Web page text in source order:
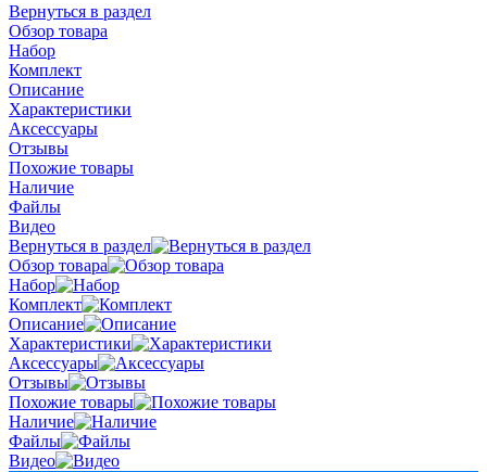
Вернуться в раздел
Обзор товара
Набор
Комплект
Описание
Характеристики
Аксессуары
Отзывы
Похожие товары
Наличие
Файлы
Видео
Вернуться в раздел
Обзор товара
Набор
Комплект
Описание
Характеристики
Аксессуары
Отзывы
Похожие товары
Наличие
Файлы
Видео